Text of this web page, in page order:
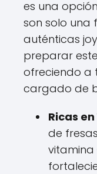
es una
son solo una
auténticas
preparar
ofreciendo a
cargado de
Ricas
de
vitamina